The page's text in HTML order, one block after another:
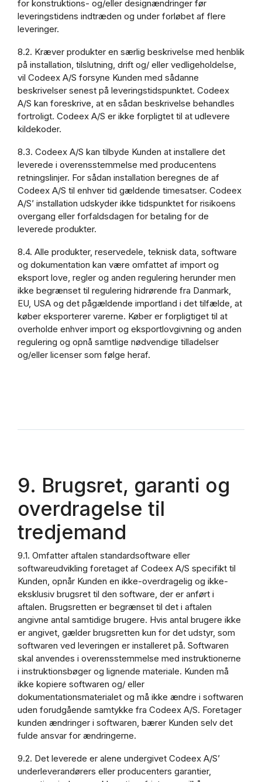
for konstruktions- og/eller designændringer før
leveringstidens indtræden og under forløbet af flere
leveringer.
8.2. Kræver produkter en særlig beskrivelse med henblik
på installation, tilslutning, drift og/ eller vedligeholdelse,
vil Codeex A/S forsyne Kunden med sådanne
beskrivelser senest på leveringstidspunktet. Codeex
A/S kan foreskrive, at en sådan beskrivelse behandles
fortroligt. Codeex A/S er ikke forpligtet til at udlevere
kildekoder.
8.3. Codeex A/S kan tilbyde Kunden at installere det
leverede i overensstemmelse med producentens
retningslinjer. For sådan installation beregnes de af
Codeex A/S til enhver tid gældende timesatser. Codeex
A/S’ installation udskyder ikke tidspunktet for risikoens
overgang eller forfaldsdagen for betaling for de
leverede produkter.
8.4. Alle produkter, reservedele, teknisk data, software
og dokumentation kan være omfattet af import og
eksport love, regler og anden regulering herunder men
ikke begrænset til regulering hidrørende fra Danmark,
EU, USA og det pågældende importland i det tilfælde, at
køber eksporterer varerne. Køber er forpligtiget til at
overholde enhver import og eksportlovgivning og anden
regulering og opnå samtlige nødvendige tilladelser
og/eller licenser som følge heraf.
9. Brugsret, garanti og
overdragelse til
tredjemand
9.1. Omfatter aftalen standardsoftware eller
softwareudvikling foretaget af Codeex A/S specifikt til
Kunden, opnår Kunden en ikke-overdragelig og ikke-
eksklusiv brugsret til den software, der er anført i
aftalen. Brugsretten er begrænset til det i aftalen
angivne antal samtidige brugere. Hvis antal brugere ikke
er angivet, gælder brugsretten kun for det udstyr, som
softwaren ved leveringen er installeret på. Softwaren
skal anvendes i overensstemmelse med instruktionerne
i instruktionsbøger og lignende materiale. Kunden må
ikke kopiere softwaren og/ eller
dokumentationsmaterialet og må ikke ændre i softwaren
uden forudgående samtykke fra Codeex A/S. Foretager
kunden ændringer i softwaren, bærer Kunden selv det
fulde ansvar for ændringerne.
9.2. Det leverede er alene undergivet Codeex A/S’
underleverandørers eller producenters garantier,